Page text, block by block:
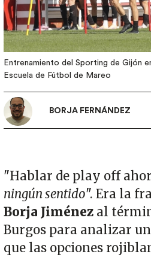
Entrenamiento del Sporting de Gijón
Escuela de Fútbol de Mareo
BORJA FERNÁNDEZ
"Hablar de play off
ningún sentido". Era la
Borja Jiménezal
Burgos para analizar
que las opciones